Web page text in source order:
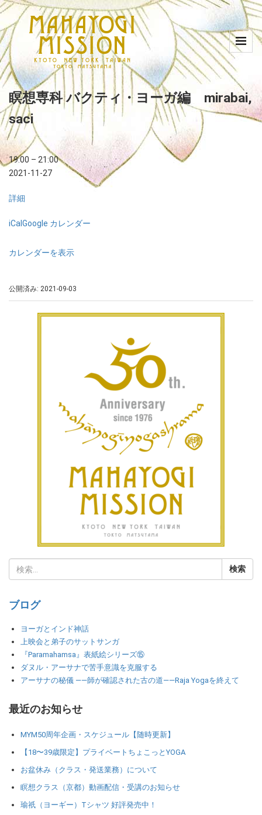
瞑想専科 バクティ・ヨーガ編 mirabai,
saci
19:00 – 21:00
2021-11-27
詳細
iCal Google カレンダー
カレンダーを表示
公開済み: 2021-09-03
ブログ
ヨーガとインド神話
上映会と弟子のサットサンガ
『Paramahamsa』表紙絵シリーズ⑮
ダヌル・アーサナで苦手意識を克服する
アーサナの秘儀 ――師が確認された古の道――Raja Yogaを終えて
最近のお知らせ
MYM50周年企画・スケジュール【随時更新】
【18〜39歳限定】プライベートちょこっとYOGA
お盆休み（クラス・発送業務）について
瞑想クラス（京都）動画配信・受講のお知らせ
瑜祇（ヨーギー）Tシャツ 好評発売中！